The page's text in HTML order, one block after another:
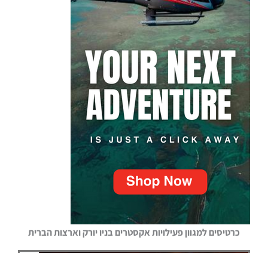
כרטיסים למגוון פעילויות אקסטרים בניו יורק וארצות הברית